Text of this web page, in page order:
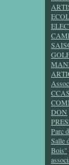
CCAS
DON
Parc
Salle
Bois"